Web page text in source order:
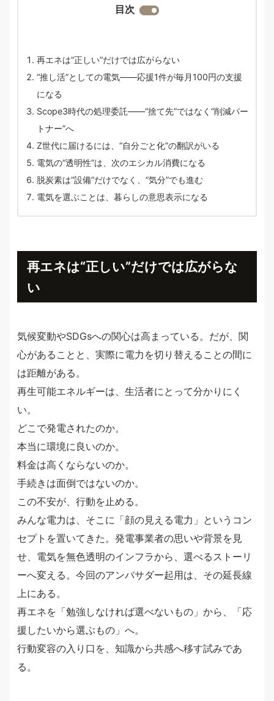
目次
再エネは“正しい”だけでは広がらない
“推し活”としての電気——応援1件が毎月100円の支援
になる
Scope3時代の処理委託——“捨て先”ではなく“削減パー
トナー”へ
Z世代に届けるには、“自分ごと化”の翻訳がいる
電気の“透明性”は、次のエシカル消費になる
脱炭素は“設備”だけでなく、“気分”でも進む
電気を選ぶことは、暮らしの意思表示になる
再エネは“正しい”だけでは広がらな
い
気候変動やSDGsへの関心は高まっている。だが、関
心があることと、実際に電力を切り替えることの間に
は距離がある。
再生可能エネルギーは、生活者にとって分かりにく
い。
どこで発電されたのか。
本当に環境に良いのか。
料金は高くならないのか。
手続きは面倒ではないのか。
この不安が、行動を止める。
みんな電力は、そこに「顔の見える電力」というコン
セプトを置いてきた。発電事業者の思いや背景を見
せ、電気を無色透明のインフラから、選べるストーリ
ーへ変える。今回のアンバサダー起用は、その延長線
上にある。
再エネを「勉強しなければ選べないもの」から、「応
援したいから選ぶもの」へ。
行動変容の入り口を、知識から共感へ移す試みであ
る。